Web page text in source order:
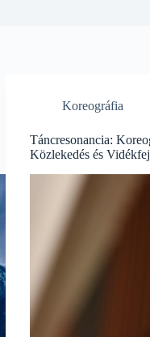
Koreográfia
Táncresonancia:
Közlekedés és